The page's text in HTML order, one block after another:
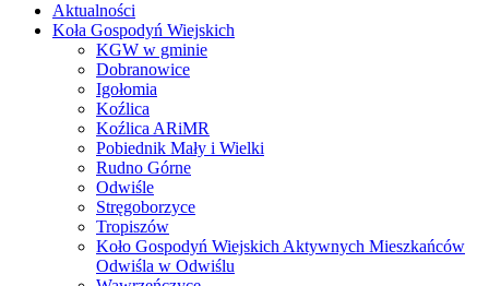
Aktualności
Koła Gospodyń Wiejskich
KGW w gminie
Dobranowice
Igołomia
Koźlica
Koźlica ARiMR
Pobiednik Mały i Wielki
Rudno Górne
Odwiśle
Stręgoborzyce
Tropiszów
Koło Gospodyń Wiejskich Aktywnych Mieszkańców
Odwiśla w Odwiślu